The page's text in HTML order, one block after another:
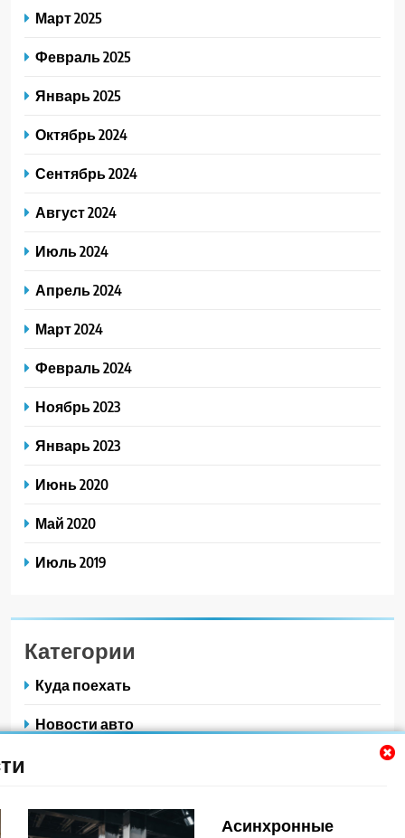
Асинхронные
Март 2025
Февраль 2025
Январь 2025
Октябрь 2024
Сентябрь 2024
Август 2024
Июль 2024
Апрель 2024
Март 2024
Февраль 2024
Ноябрь 2023
Январь 2023
Июнь 2020
Май 2020
Июль 2019
Категории
Куда поехать
Новости авто